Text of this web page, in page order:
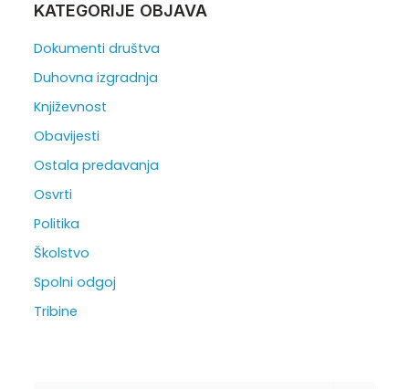
KATEGORIJE OBJAVA
Dokumenti društva
Duhovna izgradnja
Književnost
Obavijesti
Ostala predavanja
Osvrti
Politika
Školstvo
Spolni odgoj
Tribine